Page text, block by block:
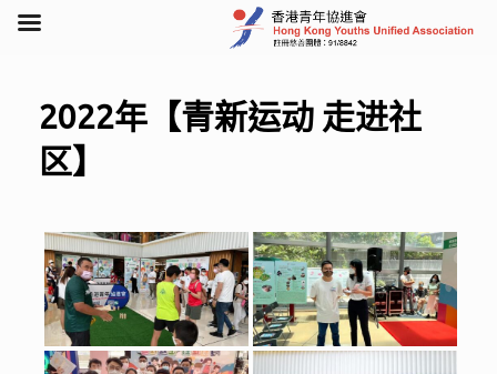
content2022年【青新运动 走进社
区】